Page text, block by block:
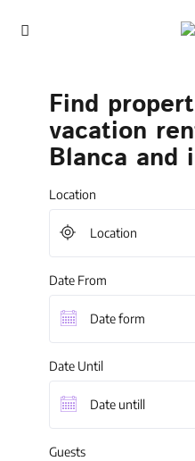
Find
vacation
Blanca and
Location
Date From
Date Until
Guests